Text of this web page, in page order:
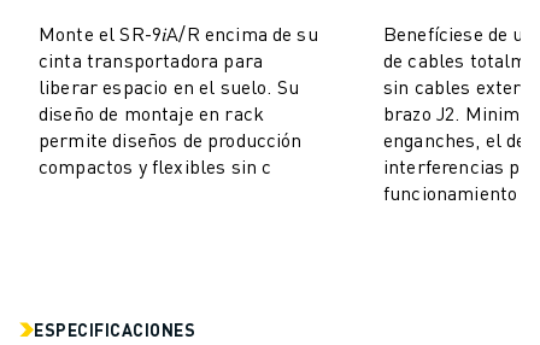
INDUSTRIAS
TODAS LAS INDUSTRIAS
AEROESPACIAL
AUTOMOCIÓN
VEHÍCULOS ELÉCTRICOS
ALMACENAMIENTO, LOGÍSTICA, CORREOS Y PAQUETERÍA
Monte el SR-9𝑖A/R encima de su
cinta transportadora para
liberar espacio en el suelo. Su
diseño de montaje en rack
permite diseños de producción
compactos y flexibles sin c
Benefíciese de
de cables
sin cables
brazo J2.
enganches, el
interferencias
funcionamiento
ESPECIFICACIONES